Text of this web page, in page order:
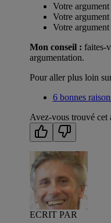
Votre
Votre
Votre
Mon conseil : faites-
argumentation.
Pour aller plus loin
6 bonnes
Avez-vous trouvé cet
ECRIT PAR